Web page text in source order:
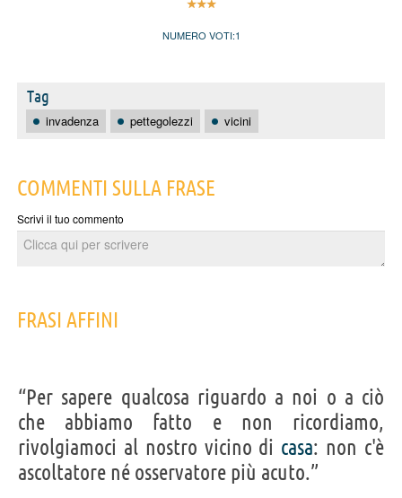
NUMERO VOTI:1
Tag
invadenza pettegolezzi vicini
COMMENTI SULLA FRASE
Scrivi il tuo commento
FRASI AFFINI
“Per sapere qualcosa riguardo a noi o a ciò
che abbiamo fatto e non ricordiamo,
rivolgiamoci al nostro vicino di casa: non c'è
ascoltatore né osservatore più acuto.”